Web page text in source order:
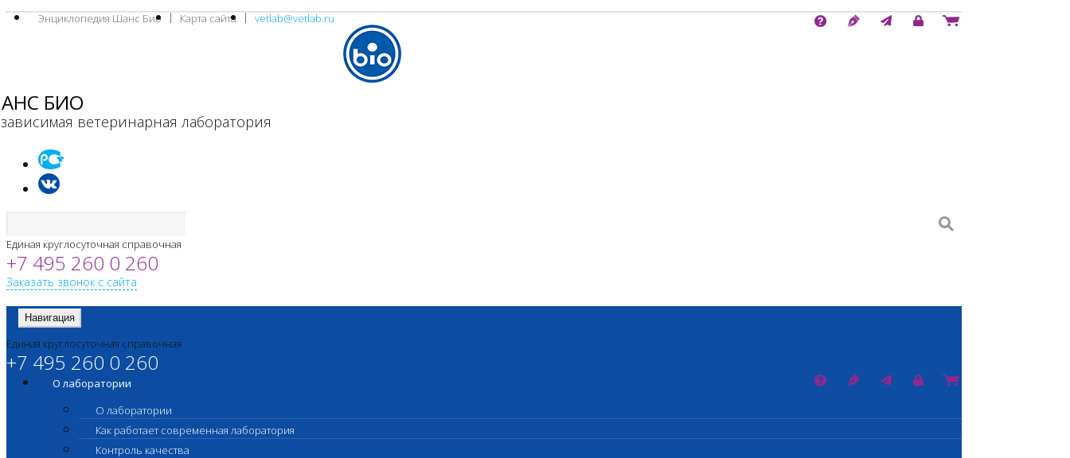
Энциклопедия Шанс Био Карта сайта vetlab@vetlab.ru
БИО
ветеринарная лаборатория
Единая круглосуточная справочная
+7 495 260 0 260
Заказать звонок с сайта
Навигация
Единая круглосуточная справочная
+7 495 260 0 260
О лаборатории
О лаборатории
Как работает современная лаборатория
Контроль качества